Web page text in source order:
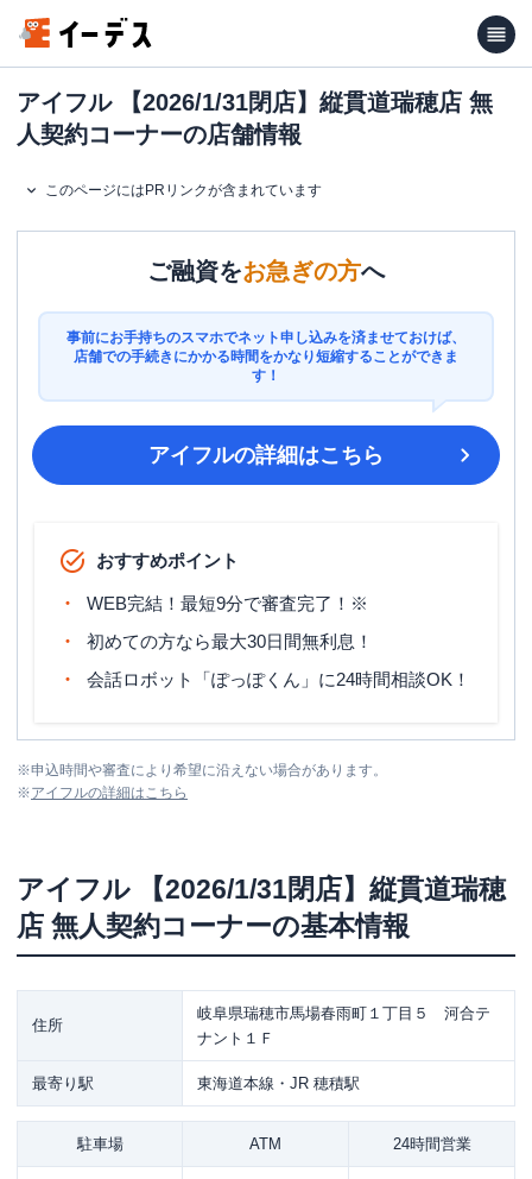
アイフル 【2026/1/31閉店】縦貫道瑞穂店 無
人契約コーナーの店舗情報
このページにはPRリンクが含まれています
ご融資をお急ぎの方へ
事前にお手持ちのスマホでネット申し込みを済ませておけば、
店舗での手続きにかかる時間をかなり短縮することができま
す！
アイフルの詳細はこちら
おすすめポイント
WEB完結！最短9分で審査完了！※
初めての方なら最大30日間無利息！
会話ロボット「ぽっぽくん」に24時間相談OK！
※申込時間や審査により希望に沿えない場合があります。
※アイフルの詳細はこちら
アイフル
【2026/1/31閉店】縦貫道瑞穂
店 無人契約コーナーの基本情報
住所
岐阜県瑞穂市馬場春雨町１丁目５ 河合テ
ナント１Ｆ
最寄り駅 東海道本線・JR 穂積駅
駐車場 ATM 24時間営業